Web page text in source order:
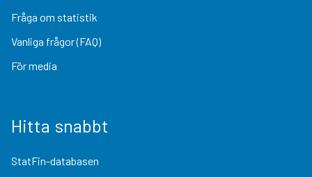
Fråga om statistik
Vanliga frågor (FAQ)
För media
Hitta snabbt
StatFin-databasen